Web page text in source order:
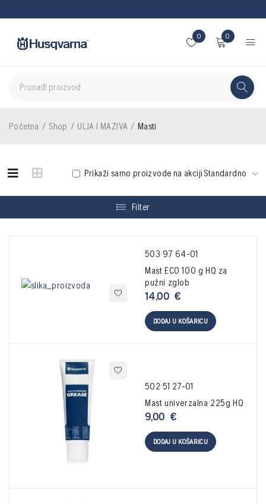
0 0
Početna / Shop / ULJA I MAZIVA / Masti
Standardno
Prikaži samo proizvode na akciji
Filter
503 97 64-01
Mast ECO 100 g HQ za
pužni zglob
14,00€
DODAJ U KOŠARICU
502 51 27-01
Mast univerzalna 225g HQ
9,00 €
DODAJ U KOŠARICU